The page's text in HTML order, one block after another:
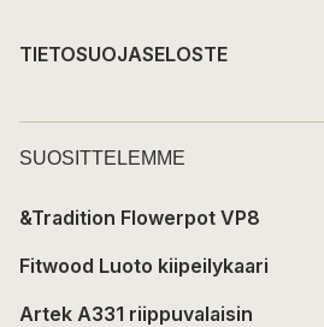
TIETOSUOJASELOSTE
SUOSITTELEMME
&Tradition Flowerpot VP8
Fitwood Luoto kiipeilykaari
Artek A331 riippuvalaisin